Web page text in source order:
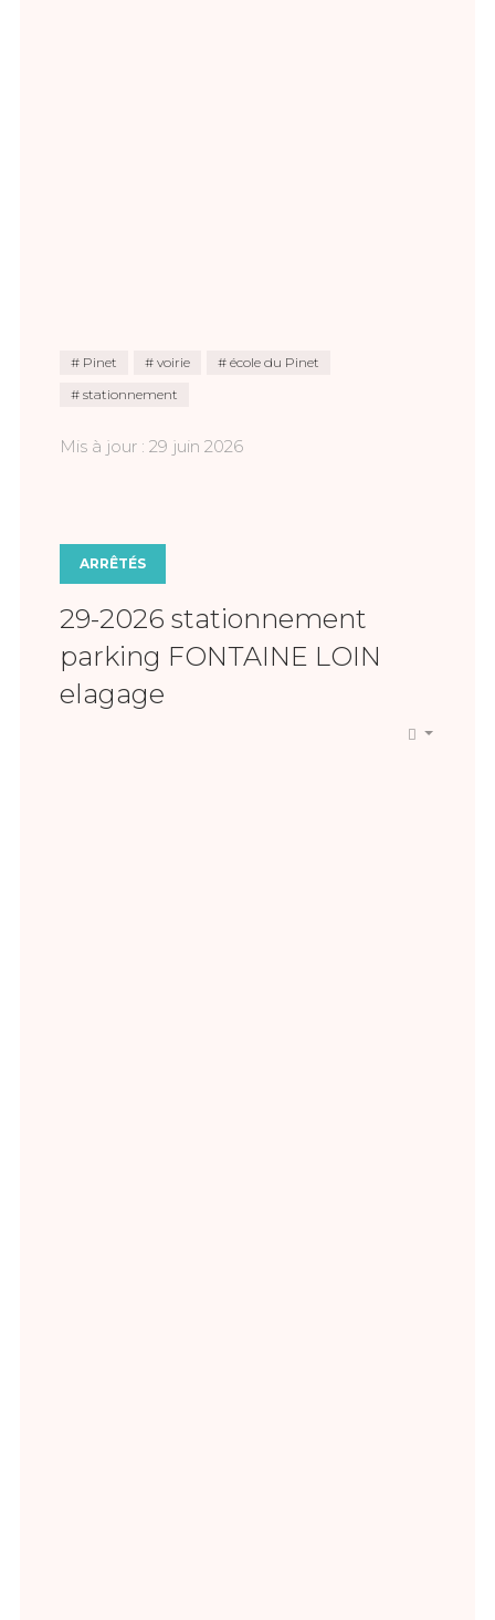
Pinet voirie
école du Pinet
stationnement
Mis à jour : 29 juin 2026
ARRÊTÉS
29-2026 stationnement
parking FONTAINE LOIN
elagage